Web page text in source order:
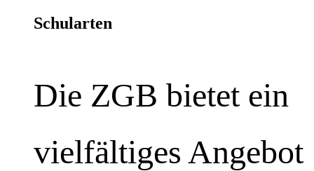
Schularten
Die ZGB bietet ein
vielfältiges Angebot